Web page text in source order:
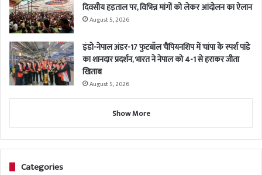
दिवसीय हड़ताल पर, विभिन्न मांगों को लेकर आंदोलन का ऐलान
August 5, 2026
इंडो-नेपाल अंडर-17 फुटबॉल चैंपियनशिप में चांपा के स्पर्श पांडे
का शानदार प्रदर्शन, भारत ने नेपाल को 4-1 से हराकर जीता
खिताब
August 5, 2026
Show More
Categories